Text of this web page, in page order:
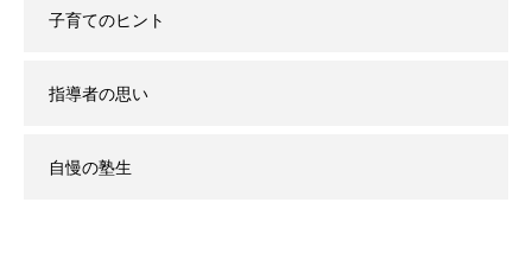
子育てのヒント
指導者の思い
自慢の塾生